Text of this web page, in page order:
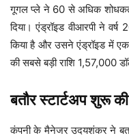
गूगल प्ले ने 60 से अधिक
दिया। एंड्रॉइड वीआरपी ने
किया है और उसने एंड्रॉइड में
की सबसे बड़ी राशि 1,57,000
बतौर स्टार्टअप शुरू
कंपनी के मैनेजर उदयशंकर ने